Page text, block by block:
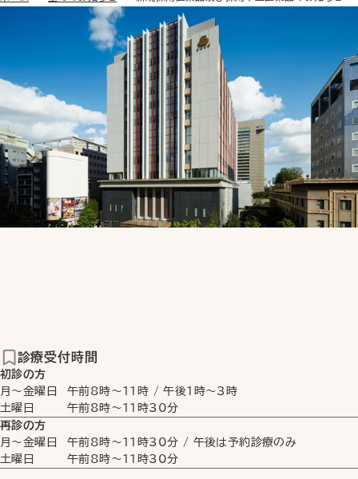
診療受付時間
初診の方
月〜金曜日
午前8時〜11時 /午後1時〜3時
土曜日
午前8時〜11時30分
再診の方
月〜金曜日
午前8時〜11時30分 / 午後は予約診療のみ
土曜日
午前8時〜11時30分